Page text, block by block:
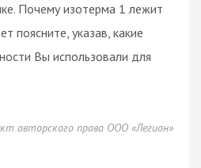
Почему изотерма 1 лежит
поясните, указав, какие
Вы использовали для
авторского права ООО «Легион»